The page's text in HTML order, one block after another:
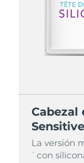
Cabezal
Sensitive
La versión
™ con
Cabezal
Sensitive
La versión
™ con